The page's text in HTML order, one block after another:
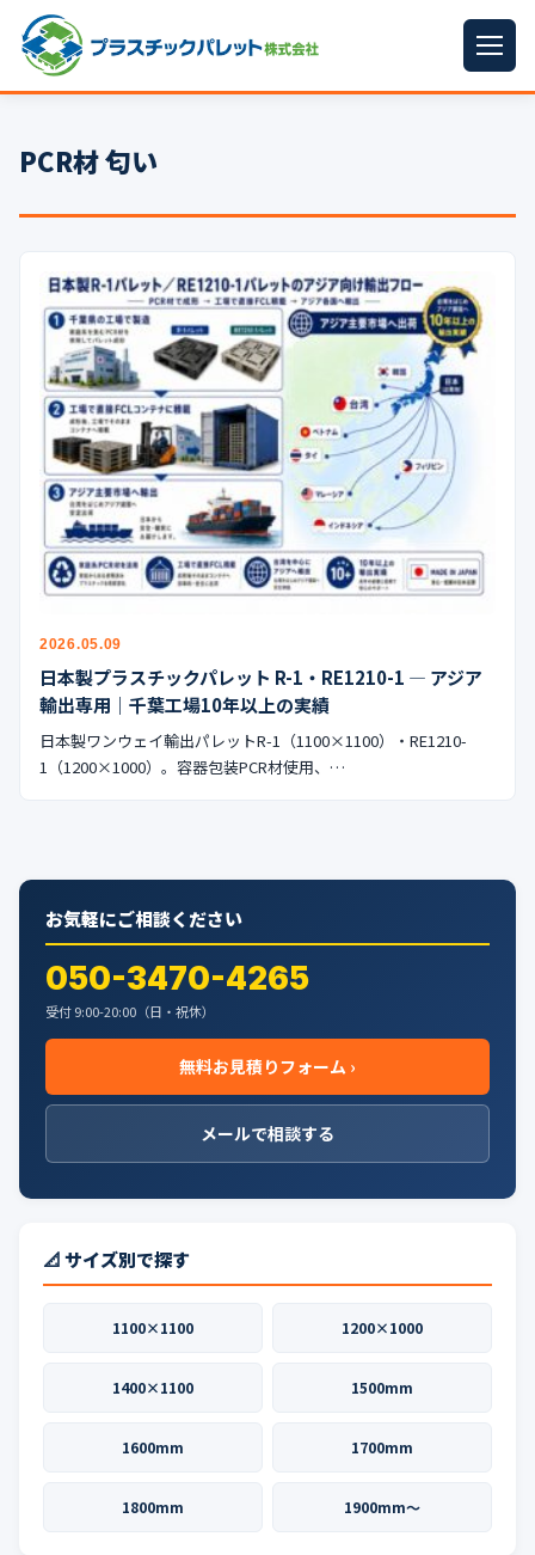
パレットサイズ
プラパレット ▼
コンテナ
中古パレット
再生原料
梱包資材
イラン情勢まとめ
公式ブログ
🇺🇸🇰🇷🇹🇼🇻🇳
PCR材 匂い
2026.05.09
日本製プラスチックパレット R-1・RE1210-1 — アジア
輸出専用｜千葉工場10年以上の実績
日本製ワンウェイ輸出パレットR-1（1100×1100）・RE1210-
1（1200×1000）。容器包装PCR材使用、…
お気軽にご相談ください
050-3470-4265
受付 9:00-20:00（日・祝休）
無料お見積りフォーム ›
メールで相談する
📐 サイズ別で探す
1100×1100 1200×1000
1400×1100 1500mm
1600mm 1700mm
1800mm 1900mm〜